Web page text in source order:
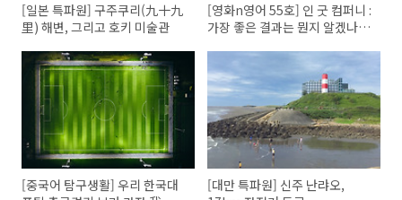
[일본 특파원] 구주쿠리(九十九
里) 해변, 그리고 호키 미술관
[영화n영어 55호] 인 굿 컴퍼니 :
가장 좋은 결과는 뭔지 알겠나?
[중국어 탐구생활] 우리 한국대
[대만 특파원] 신주 난랴오,